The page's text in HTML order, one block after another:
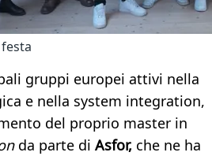
gruppi europei attivi nella
e nella system integration,
del proprio master in
da parte di Asfor, che ne ha